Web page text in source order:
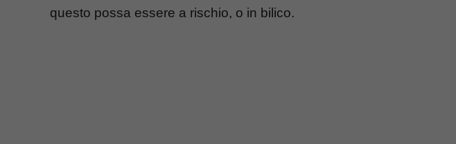
questo possa essere a rischio, o in bilico.